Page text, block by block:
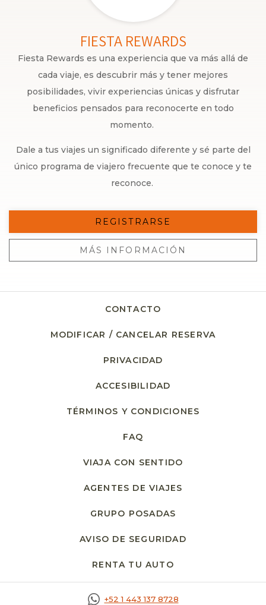
FIESTA REWARDS
Fiesta Rewards es una experiencia que va más allá de
cada viaje, es descubrir más y tener mejores
posibilidades, vivir experiencias únicas y disfrutar
beneficios pensados para reconocerte en todo
momento.
Dale a tus viajes un significado diferente y sé parte del
único programa de viajero frecuente que te conoce y te
reconoce.
REGISTRARSE
MÁS INFORMACIÓN
CONTACTO
MODIFICAR / CANCELAR RESERVA
PRIVACIDAD
ACCESIBILIDAD
TÉRMINOS Y CONDICIONES
FAQ
VIAJA CON SENTIDO
AGENTES DE VIAJES
GRUPO POSADAS
AVISO DE SEGURIDAD
RENTA TU AUTO
+52 1 443 137 8728